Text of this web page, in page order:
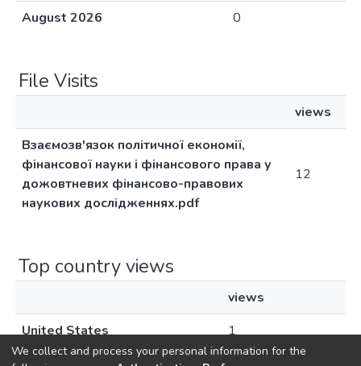
August 2026
0
File Visits
views
Взаємозв'язок політичної економії,
фінансової науки і фінансового права у
дожовтневих фінансово-правових
наукових дослідженнях.pdf
12
Top country views
views
United States
1
We collect and process your personal information for the